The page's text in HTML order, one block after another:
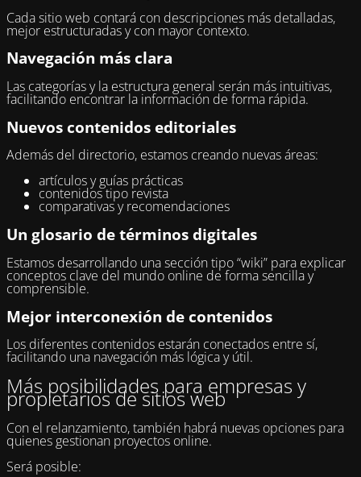
Cada sitio web contará con descripciones más detalladas,
mejor estructuradas y con mayor contexto.
Navegación más clara
Las categorías y la estructura general serán más intuitivas,
facilitando encontrar la información de forma rápida.
Nuevos contenidos editoriales
Además del directorio, estamos creando nuevas áreas:
artículos y guías prácticas
contenidos tipo revista
comparativas y recomendaciones
Un glosario de términos digitales
Estamos desarrollando una sección tipo “wiki” para explicar
conceptos clave del mundo online de forma sencilla y
comprensible.
Mejor interconexión de contenidos
Los diferentes contenidos estarán conectados entre sí,
facilitando una navegación más lógica y útil.
Más posibilidades para empresas y
propietarios de sitios web
Con el relanzamiento, también habrá nuevas opciones para
quienes gestionan proyectos online.
Será posible: